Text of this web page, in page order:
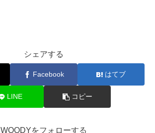
シェアする
Facebook はてブ
LINE コピー
WOODYをフォローする